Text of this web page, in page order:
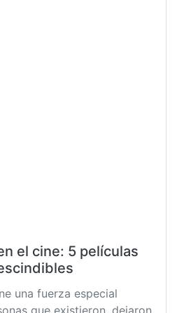
el cine: 5 películas
una fuerza especial
que existieron, dejaron